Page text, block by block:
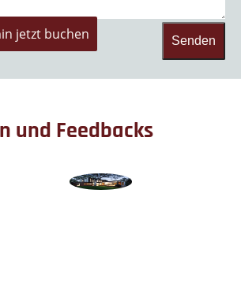
Senden
jetzt buchen
und Feedbacks